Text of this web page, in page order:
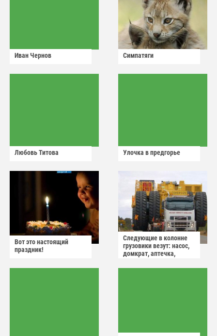
Иван Чернов Симпатяги
Любовь Титова Улочка в предгорье
Вот это настоящий
праздник!
Следующие в колонне
грузовики везут: насос,
домкрат, аптечка,